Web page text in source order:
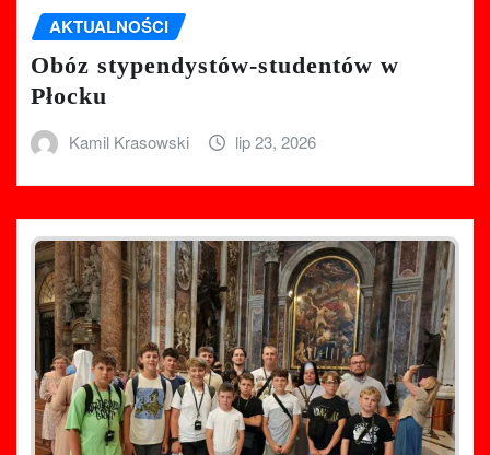
AKTUALNOŚCI
Obóz stypendystów-studentów w
Płocku
Kamil Krasowski lip 23, 2026